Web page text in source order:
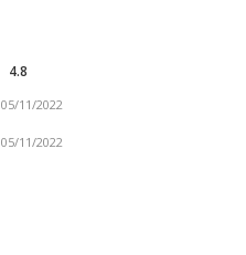
4.8
05/11/2022
05/11/2022